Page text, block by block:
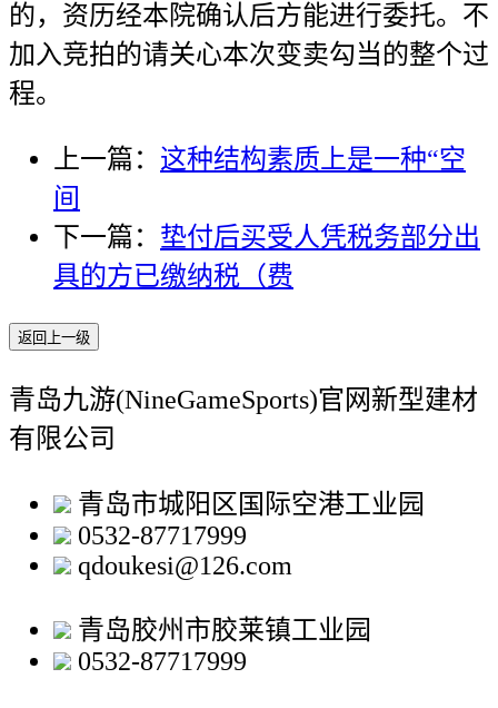
的，资历经本院确认后方能进行委托。不
加入竞拍的请关心本次变卖勾当的整个过
程。
上一篇： 这种结构素质上是一种“空
间
下一篇： 垫付后买受人凭税务部分出
具的方已缴纳税（费
返回上一级
青岛九游(NineGameSports)官网新型建材
有限公司
青岛市城阳区国际空港工业园
0532-87717999
qdoukesi@126.com
青岛胶州市胶莱镇工业园
0532-87717999